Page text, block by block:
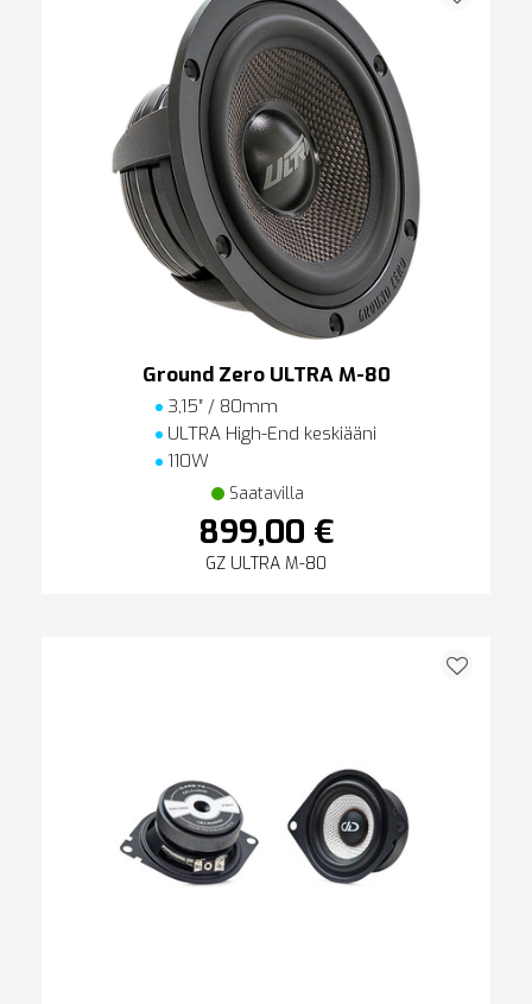
Ground Zero ULTRA M-80
3,15″ / 80mm
ULTRA High-End keskiääni
110W
Saatavilla
899,00 €
GZ ULTRA M-80